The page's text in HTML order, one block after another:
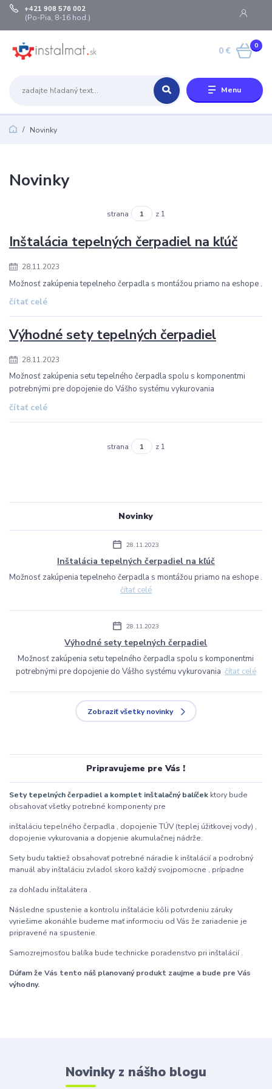
Menu
+421 908 576 002
(Po-Pia, 8-16 hod.)
0
0 €
Novinky
Novinky
28.11.2023
Inštalácia tepelných čerpadiel na kľúč
Možnosť zakúpenia tepelneho čerpadla s montážou priamo na eshope .
čítať celé
28.11.2023
Výhodné sety tepelných čerpadiel
Možnosť zakúpenia setu tepelného čerpadla spolu s komponentmi
potrebnými pre dopojenie do Vášho systému vykurovania čítať celé
Zobraziť všetky novinky
Pripravujeme pre Vás !
Sety tepelných čerpadiel a komplet inštalačný balíček ktory bude
obsahovať všetky potrebné komponenty pre
inštaláciu tepelného čerpadla , dopojenie TÚV (teplej úžitkovej vody) ,
dopojenie vykurovania a dopjenie akumulačnej nádrže.
Sety budu taktiež obsahovať potrebné náradie k inštalácií a podrobný
manuál aby inštaláciu zvladol skoro každý svojpomocne , prípadne
za dohľadu inštalátera .
Následne spustenie a kontrolu inštalácie kôli potvrdeniu záruky
vyriešime akonáhle budeme mať informociu od Vás že zariadenie je
pripravené na spustenie.
Samozrejmosťou balíka bude technicke poradenstvo pri inštalácií .
Dúfam že Vás tento náš planovaný produkt zaujme a bude pre Vás
výhodny.
Novinky
strana z 1
Inštalácia tepelných čerpadiel na kľúč
28.11.2023
Možnosť zakúpenia tepelneho čerpadla s montážou priamo na eshope .
čítať celé
Výhodné sety tepelných čerpadiel
28.11.2023
Možnosť zakúpenia setu tepelného čerpadla spolu s komponentmi
potrebnými pre dopojenie do Vášho systému vykurovania
čítať celé
strana z 1
Novinky z nášho blogu